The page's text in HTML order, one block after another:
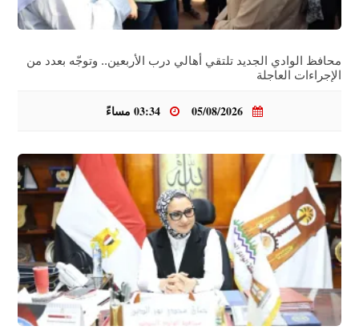
محافظ الوادي الجديد تلتقي أهالي درب الأربعين.. وتوجّه بعدد من
الإجراءات العاجلة